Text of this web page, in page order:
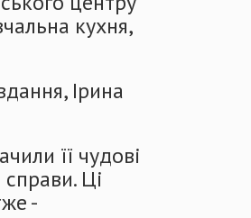
кухня,
Ірина
її чудові
Ці
-